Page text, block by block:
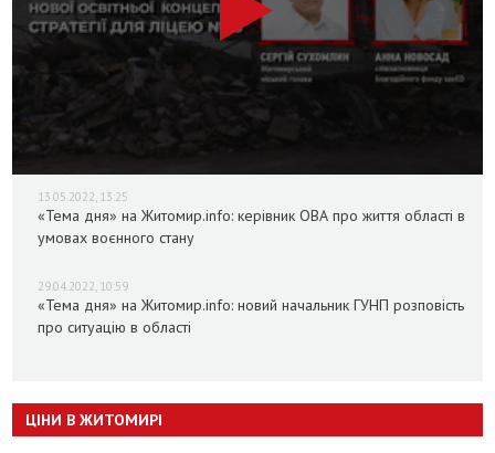
13.05.2022, 13:25
«Тема дня» на Житомир.info: керівник ОВА про життя області в
умовах воєнного стану
29.04.2022, 10:59
«Тема дня» на Житомир.info: новий начальник ГУНП розповість
про ситуацію в області
ЦІНИ В ЖИТОМИРІ